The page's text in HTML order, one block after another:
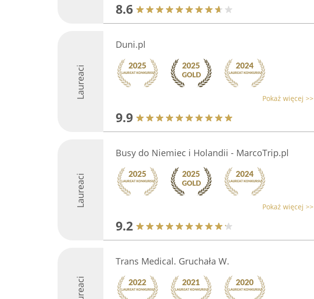
8.6
Laureaci
Duni.pl
Pokaż więcej >>
9.9
Laureaci
Busy do Niemiec i Holandii - MarcoTrip.pl
Pokaż więcej >>
9.2
Trans Medical. Gruchała W.